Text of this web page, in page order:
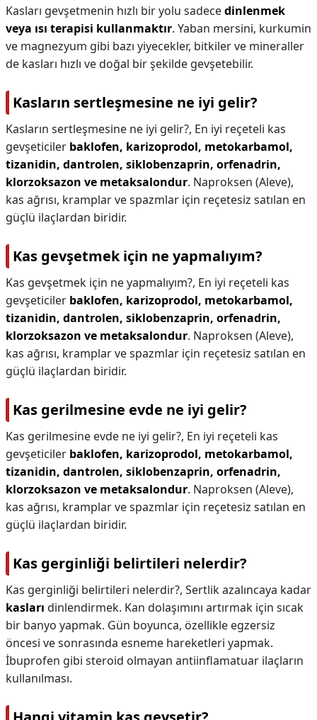
Kasları gevşetmenin hızlı bir yolu sadecedinlenmek
veya ısı terapisi kullanmaktır. Yaban mersini, kurkumin
ve magnezyum gibi bazı yiyecekler, bitkiler ve mineraller
de kasları hızlı ve doğal bir şekilde gevşetebilir.
Kasların sertleşmesine ne iyi gelir?
Kasların sertleşmesine ne iyi gelir?, En iyi reçeteli kas
gevşeticiler baklofen, karizoprodol, metokarbamol,
tizanidin, dantrolen, siklobenzaprin, orfenadrin,
klorzoksazon ve metaksalondur. Naproksen (Aleve),
kas ağrısı, kramplar ve spazmlar için reçetesiz satılan en
güçlü ilaçlardan biridir.
Kas gevşetmek için ne yapmalıyım?
Kas gevşetmek için ne yapmalıyım?, En iyi reçeteli kas
gevşeticiler baklofen, karizoprodol, metokarbamol,
tizanidin, dantrolen, siklobenzaprin, orfenadrin,
klorzoksazon ve metaksalondur. Naproksen (Aleve),
kas ağrısı, kramplar ve spazmlar için reçetesiz satılan en
güçlü ilaçlardan biridir.
Kas gerilmesine evde ne iyi gelir?
Kas gerilmesine evde ne iyi gelir?, En iyi reçeteli kas
gevşeticiler baklofen, karizoprodol, metokarbamol,
tizanidin, dantrolen, siklobenzaprin, orfenadrin,
klorzoksazon ve metaksalondur. Naproksen (Aleve),
kas ağrısı, kramplar ve spazmlar için reçetesiz satılan en
güçlü ilaçlardan biridir.
Kas gerginliği belirtileri nelerdir?
Kas gerginliği belirtileri nelerdir?, Sertlik azalıncaya kadar
kasları dinlendirmek. Kan dolaşımını artırmak için sıcak
bir banyo yapmak. Gün boyunca, özellikle egzersiz
öncesi ve sonrasında esneme hareketleri yapmak.
İbuprofen gibi steroid olmayan antiinflamatuar ilaçların
kullanılması.